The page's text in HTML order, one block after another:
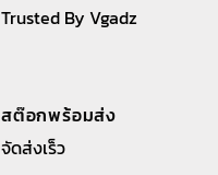
Trusted By Vgadz
สต๊อกพร้อมส่ง
จัดส่งเร็ว